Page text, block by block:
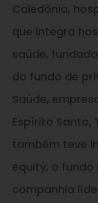
Caledônia,
que integra
saúde,
do fundo de
Saúde,
Espírito Santo,
também teve
equity, o fundo
companhia